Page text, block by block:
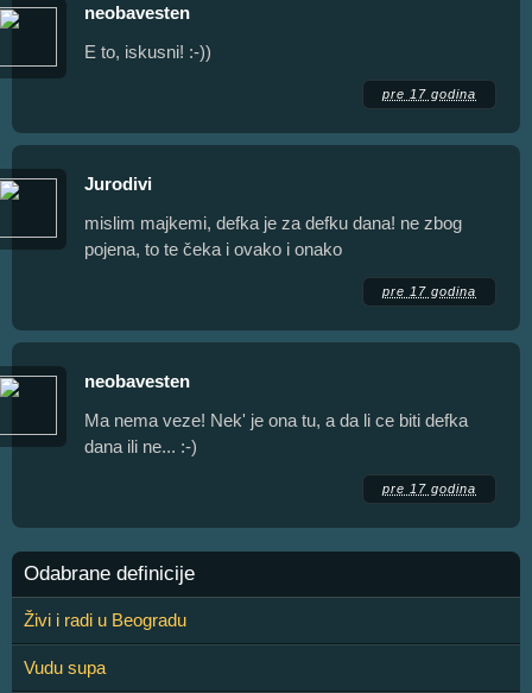
neobavesten
E to, iskusni! :-))
pre 17 godina
Jurodivi
mislim majkemi, defka je za defku dana! ne zbog
pojena, to te čeka i ovako i onako
pre 17 godina
neobavesten
Ma nema veze! Nek' je ona tu, a da li ce biti defka
dana ili ne... :-)
pre 17 godina
Odabrane definicije
Živi i radi u Beogradu
Vudu supa